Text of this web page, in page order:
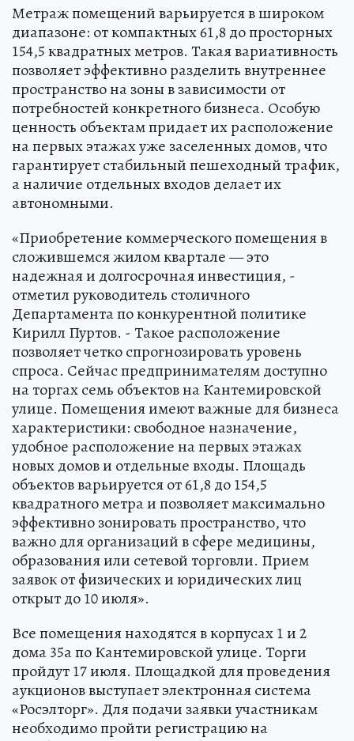
Метраж помещений варьируется в широком
диапазоне: от компактных 61,8 до просторных
154,5 квадратных метров. Такая вариативность
позволяет эффективно разделить внутреннее
пространство на зоны в зависимости от
потребностей конкретного бизнеса. Особую
ценность объектам придает их расположение
на первых этажах уже заселенных домов, что
гарантирует стабильный пешеходный трафик,
а наличие отдельных входов делает их
автономными.
«Приобретение коммерческого помещения в
сложившемся жилом квартале — это
надежная и долгосрочная инвестиция, -
отметил руководитель столичного
Департамента по конкурентной политике
Кирилл Пуртов. - Такое расположение
позволяет четко спрогнозировать уровень
спроса. Сейчас предпринимателям доступно
на торгах семь объектов на Кантемировской
улице. Помещения имеют важные для бизнеса
характеристики: свободное назначение,
удобное расположение на первых этажах
новых домов и отдельные входы. Площадь
объектов варьируется от 61,8 до 154,5
квадратного метра и позволяет максимально
эффективно зонировать пространство, что
важно для организаций в сфере медицины,
образования или сетевой торговли. Прием
заявок от физических и юридических лиц
открыт до 10 июля».
Все помещения находятся в корпусах 1 и 2
дома 35а по Кантемировской улице. Торги
пройдут 17 июля. Площадкой для проведения
аукционов выступает электронная система
«Росэлторг». Для подачи заявки участникам
необходимо пройти регистрацию на